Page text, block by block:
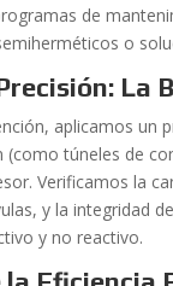
de
o
La
aplicamos un
(como túneles de
Verificamos la
y la integridad
y no reactivo.